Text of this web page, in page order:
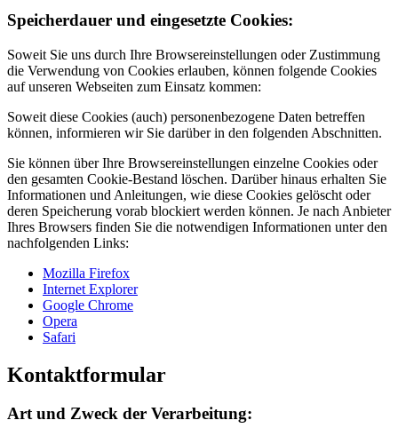
Speicherdauer und eingesetzte Cookies:
Soweit Sie uns durch Ihre Browsereinstellungen oder Zustimmung
die Verwendung von Cookies erlauben, können folgende Cookies
auf unseren Webseiten zum Einsatz kommen:
Soweit diese Cookies (auch) personenbezogene Daten betreffen
können, informieren wir Sie darüber in den folgenden Abschnitten.
Sie können über Ihre Browsereinstellungen einzelne Cookies oder
den gesamten Cookie-Bestand löschen. Darüber hinaus erhalten Sie
Informationen und Anleitungen, wie diese Cookies gelöscht oder
deren Speicherung vorab blockiert werden können. Je nach Anbieter
Ihres Browsers finden Sie die notwendigen Informationen unter den
nachfolgenden Links:
Mozilla Firefox
Internet Explorer
Google Chrome
Opera
Safari
Kontakt­formular
Art und Zweck der Verarbeitung: